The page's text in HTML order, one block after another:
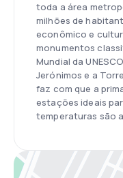
toda a área
milhões de
econômico e
monumentos
Mundial da
Jerónimos e a
faz com que a
estações ideais
temperaturas são